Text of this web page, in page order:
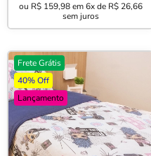
ou R$ 159,98em6x de R$ 26,66
sem juros
Frete Grátis
40% Off
Lançamento